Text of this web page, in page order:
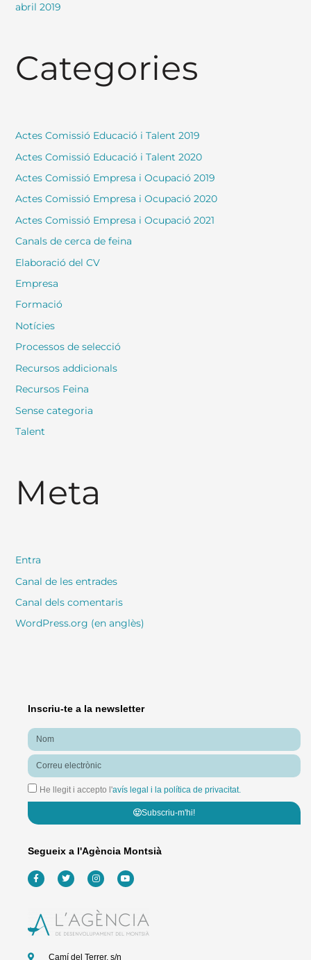
abril 2019
Categories
Actes Comissió Educació i Talent 2019
Actes Comissió Educació i Talent 2020
Actes Comissió Empresa i Ocupació 2019
Actes Comissió Empresa i Ocupació 2020
Actes Comissió Empresa i Ocupació 2021
Canals de cerca de feina
Elaboració del CV
Empresa
Formació
Notícies
Processos de selecció
Recursos addicionals
Recursos Feina
Sense categoria
Talent
Meta
Entra
Canal de les entrades
Canal dels comentaris
WordPress.org (en anglès)
Inscriu-te a la newsletter
Nom
Correu
electrònic
He llegit i accepto l'avís legal i la política de privacitat.
Subscriu-m'hi!
Segueix a l'Agència Montsià
F
a
c
o
o
k
T
w
i
e
I
n
s
g
r
a
Y
o
u
b
e
Camí del Terrer, s/n